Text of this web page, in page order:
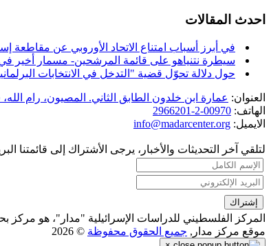
احدث المقالات
في أبرز أسباب امتناع الاتحاد الأوروبي عن مقاطعة
سيطرة نتنياهو على قائمة المرشحين- مسمار أخير
حول دلالة تحوّل قضية "التدخل في الانتخابات
العنوان: عمارة ابن خلدون الطابق الثاني. المصيون، رام
الهاتف: 00970-2-2966201
الايميل: info@madarcenter.org
لتلقي آخر التحديثات والأخبار، يرجى الأشتراك إلى قائمتنا
المركز الفلسطيني للدراسات الإسرائيلية "مدار"، هو
موقع مركز مدار, جميع الحقوق محفوظة © 2026